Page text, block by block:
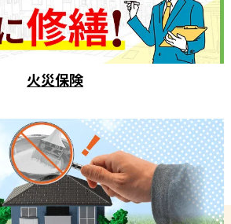
火災保険